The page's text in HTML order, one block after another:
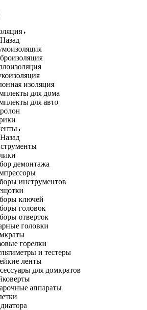
Назад
изоляция
для дома
для авто
Назад
демонтажа
инструментов
ключей
головок
отверток
головки
горелки
и тестеры
ленты
для домкратов
аппараты